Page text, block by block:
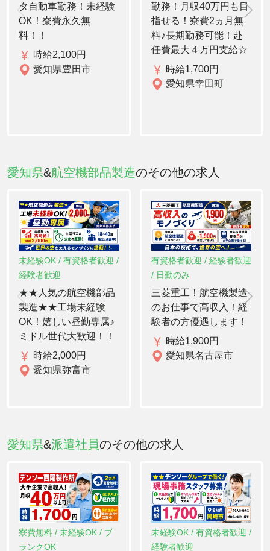
タ自動車勤務！未経験
OK！寮費永久無
料！！
時給2,100円
愛知県豊田市
勤務！月収40万円も目
指せる！寮費2ヵ月無
料♪長期勤務可能！赴
任費最大４万円支給☆
時給1,700円
愛知県幸田町
愛知県&航空機部品製造のその他の求人
未経験OK / 有資格者歓迎 /
経験者歓迎
★★人気の航空機部品
製造★★工場未経験
OK！嬉しい昼勤専属♪
ミドル世代大歓迎！！
時給2,000円
愛知県弥富市
有資格者歓迎 / 経験者歓迎
/ 日勤のみ
三菱重工！航空機製造
のお仕事で高収入！経
験者の方優遇します！
時給1,900円
愛知県名古屋市
愛知県&派遣社員のその他の求人
寮費無料 / 未経験OK / ブ
ランクOK
未経験OK / 有資格者歓迎 /
経験者歓迎